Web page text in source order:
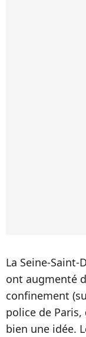
La Seine-
ont augmenté
confinement
police de
bien une idée.